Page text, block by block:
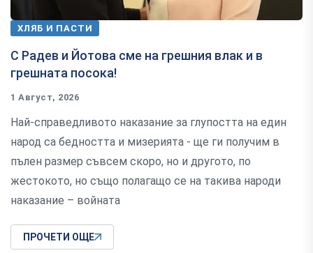
ХЛЯБ И ПАСТИ
С Радев и Йотова сме на грешния влак и в
грешната посока!
1 Август, 2026
Най-справедливото наказание за глупостта на един
народ са бедността и мизерията - ще ги получим в
пълен размер съвсем скоро, но и другото, по
жестокото, но също полагащо се на такива народи
наказание – войната
ПРОЧЕТИ ОЩЕ